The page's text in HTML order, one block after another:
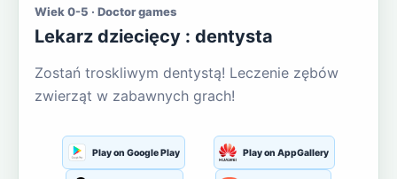
Wiek 0-5 · Doctor games
Lekarz dziecięcy : dentysta
Zostań troskliwym dentystą! Leczenie zębów
zwierząt w zabawnych grach!
Play on Google Play Play on AppGallery